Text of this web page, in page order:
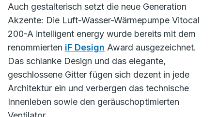
Auch gestalterisch setzt die neue Generation
Akzente: Die Luft-Wasser-Wärmepumpe Vitocal
200-A intelligent energy wurde bereits mit dem
renommierten iF Design Award ausgezeichnet.
Das schlanke Design und das elegante,
geschlossene Gitter fügen sich dezent in jede
Architektur ein und verbergen das technische
Innenleben sowie den geräuschoptimierten